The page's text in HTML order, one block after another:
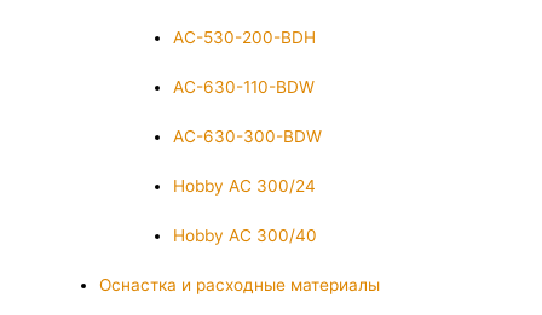
AC-530-200-BDH
AC-630-110-BDW
AC-630-300-BDW
Hobby AC 300/24
Hobby AC 300/40
Оснастка и расходные материалы